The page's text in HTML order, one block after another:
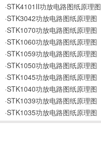
·STK4101II功放电路图纸原理图
·STK3042功放电路图纸原理图
·STK1070功放电路图纸原理图
·STK1060功放电路图纸原理图
·STK1059功放电路图纸原理图
·STK1050功放电路图纸原理图
·STK1045功放电路图纸原理图
·STK1040功放电路图纸原理图
·STK1039功放电路图纸原理图
·STK1035功放电路图纸原理图